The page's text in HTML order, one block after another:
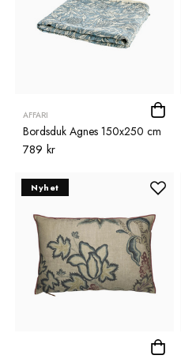
AFFARI
Bordsduk Agnes 150x250 cm
789 kr
Nyhet